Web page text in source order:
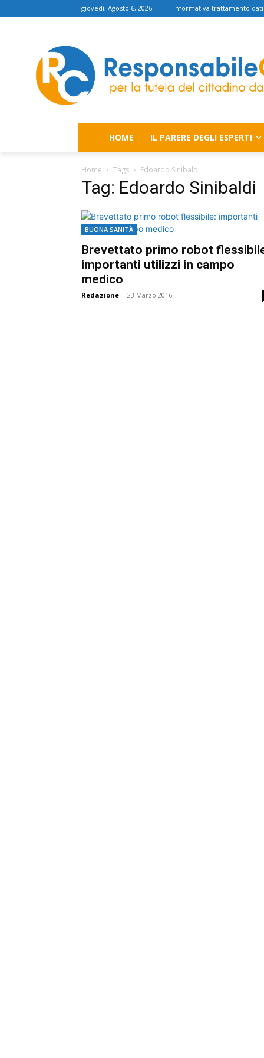
giovedì, Agosto 6, 2026 Informativa trattamento dati
HOME IL PARERE DEGLI ESPERTI
Home Tags Edoardo Sinibaldi
Tag: Edoardo Sinibaldi
BUONA SANITÀ
Brevettato primo robot
importanti utilizzi in campo
medico
Redazione - 23 Marzo 2016